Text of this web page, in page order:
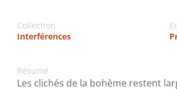
Collection
Interférences
Résumé
Les clichés de la bohème restent